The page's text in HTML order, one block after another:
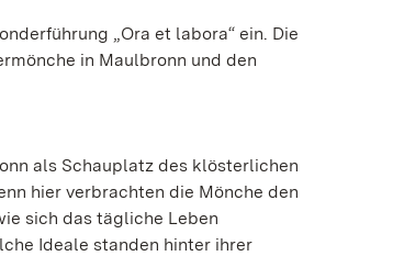
„Ora et labora“ ein. Die
in Maulbronn und den
als Schauplatz des klösterlichen
hier verbrachten die Mönche den
sich das tägliche Leben
Ideale standen hinter ihrer